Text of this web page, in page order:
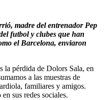
madre del entrenador Pep
futbol y clubes que han
el Barcelona, enviaron
la pérdida de Dolors Sala, en
a las muestras de
familiares y amigos.
sus redes sociales.